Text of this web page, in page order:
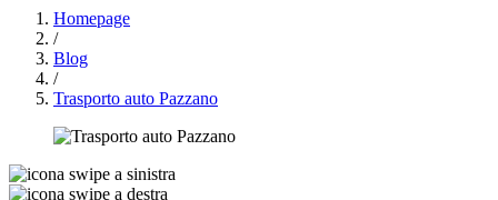
Homepage
/
Blog
/
Trasporto auto Pazzano